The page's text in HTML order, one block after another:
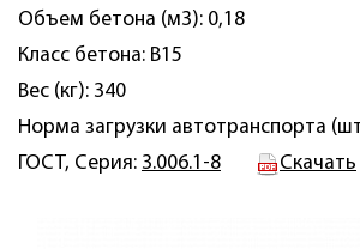
Объем бетона (м3): 0,18
Класс бетона: B15
Вес (кг): 340
Норма загрузки автотранспорта
ГОСТ, Серия: 3.006.1-8 Скачать